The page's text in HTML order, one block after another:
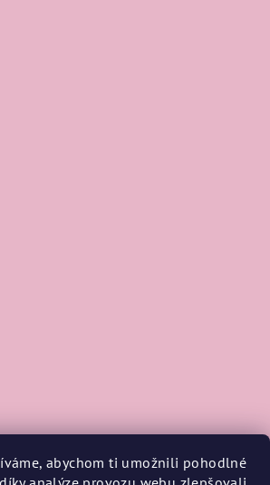
abychom ti umožnili pohodlné